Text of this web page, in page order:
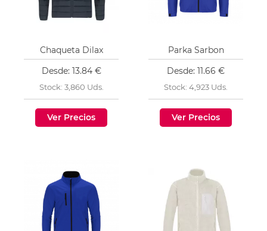
Chaqueta Dilax
Desde: 13.84 €
Stock: 3,860 Uds.
Ver Precios
Parka Sarbon
Desde: 11.66 €
Stock: 4,923 Uds.
Ver Precios